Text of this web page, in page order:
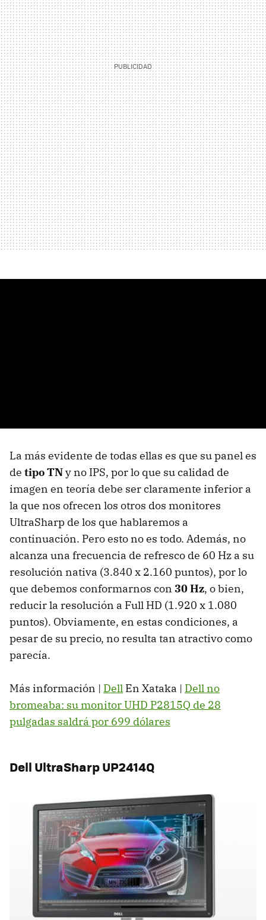
La más evidente de todas ellas es que su panel es
de tipo TNy no IPS, por lo que su calidad de
imagen en teoría debe ser claramente inferior a
la que nos ofrecen los otros dos monitores
UltraSharp de los que hablaremos a
continuación. Pero esto no es todo. Además, no
alcanza una frecuencia de refresco de 60 Hz a su
resolución nativa (3.840 x 2.160 puntos), por lo
que debemos conformarnos con 30 Hz, o bien,
reducir la resolución a Full HD (1.920 x 1.080
puntos). Obviamente, en estas condiciones, a
pesar de su precio, no resulta tan atractivo como
parecía.
Más información | Dell En Xataka | Dell no
bromeaba: su monitor UHD P2815Q de 28
pulgadas saldrá por 699 dólares
Dell UltraSharp UP2414Q